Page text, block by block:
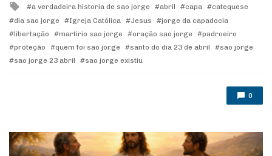
Tagged
with
a verdadeira historia de sao jorge abril capa
catequese
dia sao jorge
Igreja Católica Jesus
jorge da capadocia
libertação
martirio sao jorge oração sao jorge
padroeiro
proteção
quem foi sao jorge santo do dia 23 de abril
sao jorge
sao jorge 23 abril
sao jorge existiu
0